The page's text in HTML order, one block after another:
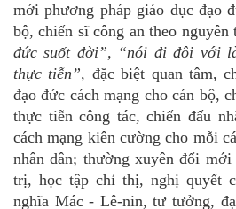
mới phương pháp giáo dục đạo
bộ, chiến sĩ công an theo nguyên
đức suốt đời”, “nói đi đôi với
thực tiễn”, đặc biệt quan tâm,
đạo đức cách mạng cho cán bộ,
thực tiễn công tác, chiến đấu
cách mạng kiên cường cho mỗi
nhân dân; thường xuyên đổi
trị, học tập chỉ thị, nghị quyết
nghĩa Mác - Lê-nin, tư tưởng,